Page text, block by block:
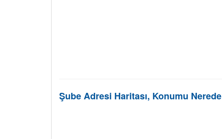
Şube Adresi Haritası, Konumu Nerede